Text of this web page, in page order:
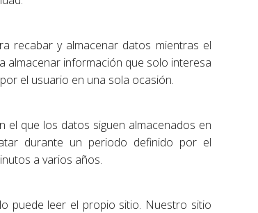
recabar y almacenar datos mientras el
almacenar información que solo interesa
el usuario en una sola ocasión.
el que los datos siguen almacenados en
durante un periodo definido por el
a varios años.
puede leer el propio sitio. Nuestro sitio